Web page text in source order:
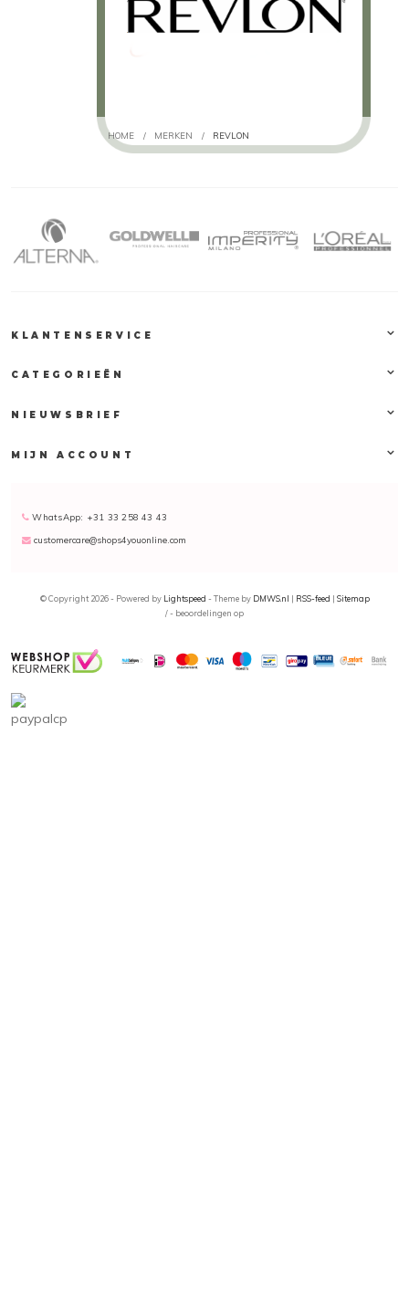
HOME / MERKEN / REVLON
KLANTENSERVICE
CATEGORIEËN
NIEUWSBRIEF
MIJN ACCOUNT
WhatsApp: +31 33 258 43 43
customercare@shops4youonline.com
© Copyright 2026 - Powered by Lightspeed - Theme by DMWS.nl | RSS-feed | Sitemap
/- beoordelingen op